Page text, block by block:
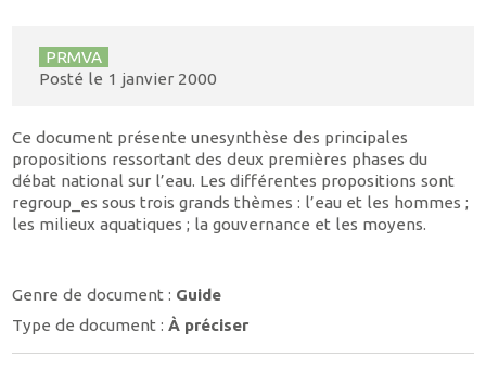
PRMVA
Posté le 1 janvier 2000
Ce document présente unesynthèse des principales
propositions ressortant des deux premières phases du
débat national sur l’eau. Les différentes propositions sont
regroup_es sous trois grands thèmes : l’eau et les hommes ;
les milieux aquatiques ; la gouvernance et les moyens.
Genre de document : Guide
Type de document :À préciser